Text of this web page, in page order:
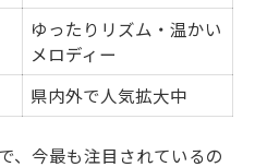
ゆったりリズム・温かい
メロディー
県内外で人気拡大中
、今最も注目されているの